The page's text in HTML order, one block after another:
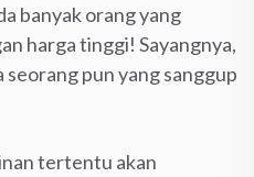
banyak orang yang
harga tinggi! Sayangnya,
seorang pun yang sanggup
tertentu akan